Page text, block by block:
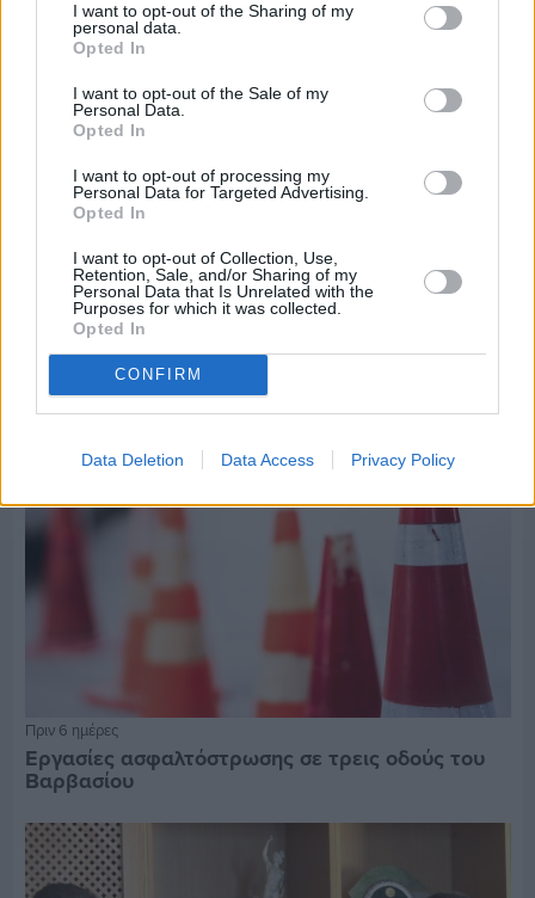
I want to opt-out of the Sharing of my
personal data.
Opted In
I want to opt-out of the Sale of my
Personal Data.
Opted In
I want to opt-out of processing my
Personal Data for Targeted Advertising.
Opted In
I want to opt-out of Collection, Use,
Retention, Sale, and/or Sharing of my
Personal Data that Is Unrelated with the
Purposes for which it was collected.
Opted In
CONFIRM
Data Deletion Data Access Privacy Policy
Πριν 6 ημέρες
Τρίτος στη σφαιροβολία στη διεθνή συνάντηση
Ελλάδας–Κύπρου Κ18 ο Δημήτρης Τέλλιος
Πριν 6 ημέρες
Εργασίες ασφαλτόστρωσης σε τρεις οδούς του
Βαρβασίου